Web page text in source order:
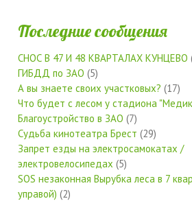
Последние сообщения
СНОС В 47 И 48 КВАРТАЛАХ КУНЦЕВО
ГИБДД по ЗАО (5)
А вы знаете своих участковых? (17)
Что будет с лесом у стадиона
Благоустройство в ЗАО (7)
Судьба кинотеатра Брест (29)
Запрет езды на электросамокатах /
электровелосипедах (5)
SOS незаконная Вырубка леса в 7
управой) (2)